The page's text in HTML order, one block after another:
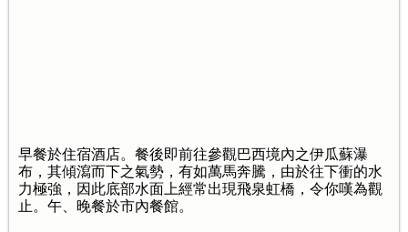
早餐於住宿酒店。餐後即前往參觀巴西境內之伊瓜蘇瀑
布，其傾瀉而下之氣勢，有如萬馬奔騰，由於往下衝的水
力極強，因此底部水面上經常出現飛泉虹橋，令你嘆為觀
止。午、晚餐於市內餐館。